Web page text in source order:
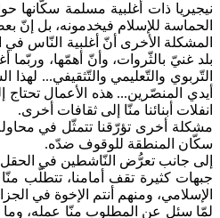
الحماسة للإسلام فيخدمونه، بل إنّ
المشكلة الأخرى أنّ أغلبية النّاس
بلد غنيّ بالثّروات، وأنّ أهمّها، وربّما
التّربوي والتّعليمي والتّثقيفي...
أيدي المنصّرين... هذه الأعمال
انفلات أبنائنا منّا إلى ثقافات أخرى.
مشكلة أخرى تؤرّقنا تتمثّل في
سكّان المنطقة للوقوف ضدّه.
إلى جانب تعرُّض النّاشطين في الحقل
جبهات كثيرة تقف أمامنا، تتطلّب منّا
الإسلامي، ومنهم أنتم الإخوة في
لمّا سئل عن المطلوب منّا عمله، وما